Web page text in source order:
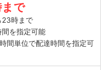
で
23時まで
を指定可能
間単位で配達時間を指定可